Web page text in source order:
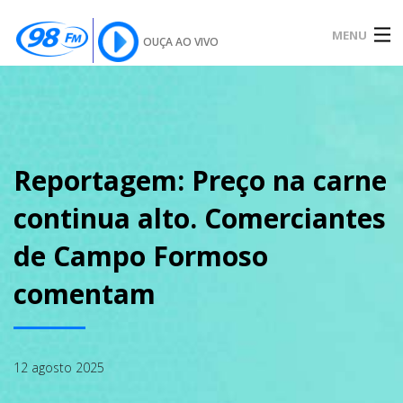
OUÇA AO VIVO MENU
SOBRE
PODCAST
GALERIA
Reportagem: Preço na carne
continua alto. Comerciantes
de Campo Formoso
comentam
12 agosto 2025